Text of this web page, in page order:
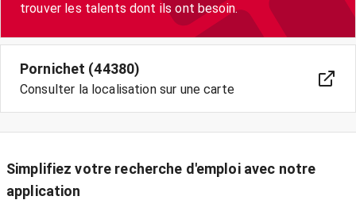
trouver les talents dont ils ont besoin.
Pornichet (44380)
Consulter la localisation sur une carte
Simplifiez votre recherche d'emploi avec notre
application